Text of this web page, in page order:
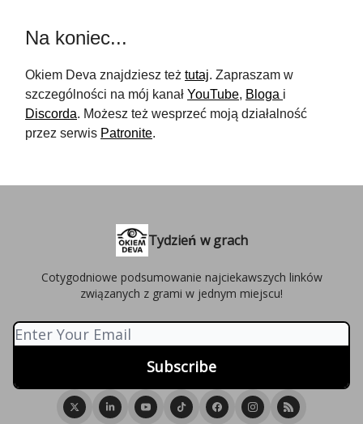
Na koniec...
Okiem Deva znajdziesz też tutaj. Zapraszam w
szczególności na mój kanał YouTube, Bloga i
Discorda. Możesz też wesprzeć moją działalność
przez serwis Patronite.
Tydzień w grach
Cotygodniowe podsumowanie najciekawszych linków
związanych z grami w jednym miejscu!